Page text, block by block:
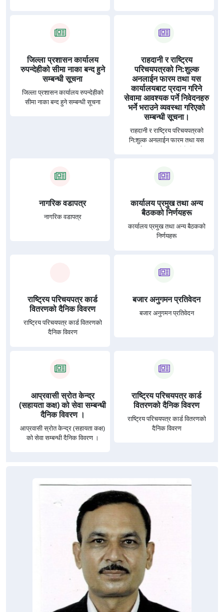
जिल्ला प्रशासन कार्यालय
रुपन्देहीको सीमा नाका बन्द हुने
सम्बन्धी सूचना
जिल्ला प्रशासन कार्यालय रुपन्देहीको
सीमा नाका बन्द हुने सम्बन्धी सूचना
राहदानी र राष्ट्रिय
परिचयपत्रको नि:शुल्क
अनलाईन फारम तथा यस
कार्यालयबाट प्रदान गरिने
सेवामा आवश्यक पर्ने निवेदनहरु
भर्ने भराउने व्यवस्था गरिएको
सम्बन्धी सूचना।
राहदानी र राष्ट्रिय परिचयपत्रको
नि:शुल्क अनलाईन फारम तथा यस
कार्यालयबाट प्रदान गरिने सेवामा
नागरिक वडापत्र
नागरिक वडापत्र
कार्यालय प्रमुख तथा अन्य
बैठकको निर्णयहरू
कार्यालय प्रमुख तथा अन्य बैठकको
निर्णयहरू
राष्ट्रिय परिचयपत्र कार्ड
वितरणको दैनिक विवरण
राष्ट्रिय परिचयपत्र कार्ड वितरणको
दैनिक विवरण
बजार अनुगमन प्रतिवेदन
बजार अनुगमन प्रतिवेदन
आप्रवासी स्रोत केन्द्र
(सहायता कक्ष) को सेवा सम्बन्धी
दैनिक विवरण ।
आप्रवासी स्रोत केन्द्र (सहायता कक्ष)
को सेवा सम्बन्धी दैनिक विवरण ।
राष्ट्रिय परिचयपत्र कार्ड
वितरणको दैनिक विवरण
राष्ट्रिय परिचयपत्र कार्ड वितरणको
दैनिक विवरण